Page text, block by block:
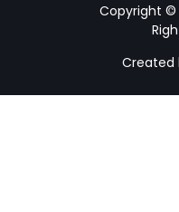
Copyright ©
Created